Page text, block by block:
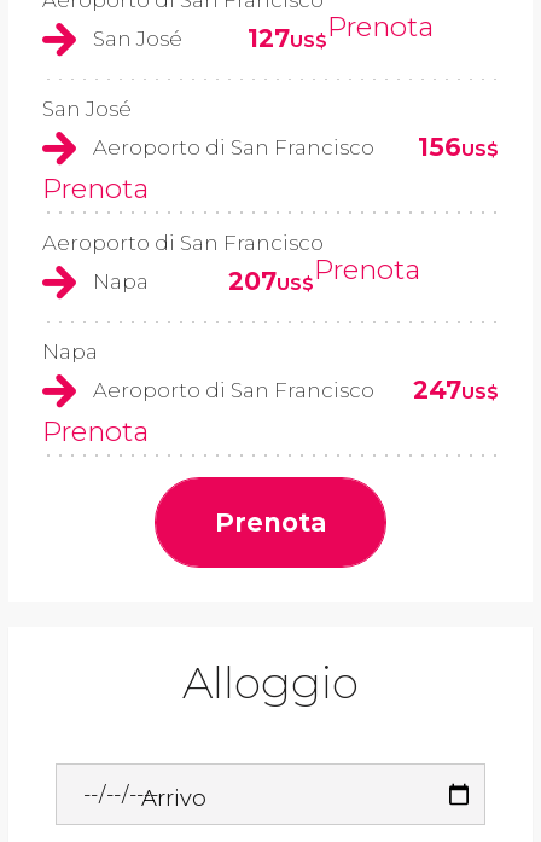
San José
127US$Prenota
San José
Aeroporto di San Francisco
156US$
Prenota
Aeroporto di San Francisco
Napa
207US$Prenota
Napa
Aeroporto di San Francisco
247US$
Prenota
Prenota
Alloggio
Arrivo